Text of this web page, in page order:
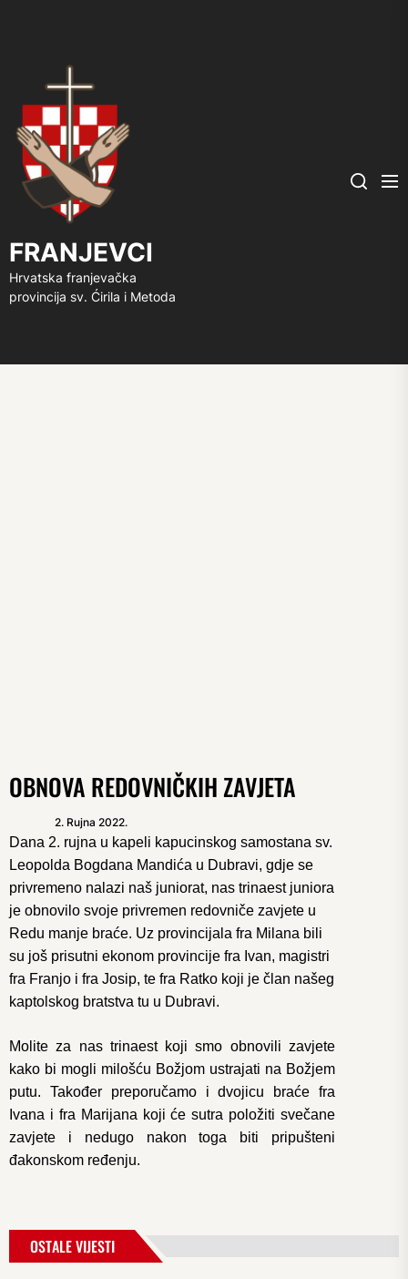
FRANJEVCI
Hrvatska franjevačka
provincija sv. Ćirila i Metoda
Search
OBNOVA REDOVNIČKIH ZAVJETA
2. Rujna 2022.
Dana 2. rujna u kapeli kapucinskog samostana sv.
Leopolda Bogdana Mandića u Dubravi, gdje se
privremeno nalazi naš juniorat, nas trinaest juniora
je obnovilo svoje privremen redovniče zavjete u
Redu manje braće. Uz provincijala fra Milana bili
su još prisutni ekonom provincije fra Ivan, magistri
fra Franjo i fra Josip, te fra Ratko koji je član našeg
kaptolskog bratstva tu u Dubravi.
Molite za nas trinaest koji smo obnovili zavjete
kako bi mogli milošću Božjom ustrajati na Božjem
putu. Također preporučamo i dvojicu braće fra
Ivana i fra Marijana koji će sutra položiti svečane
zavjete i nedugo nakon toga biti pripušteni
đakonskom ređenju.
OSTALE VIJESTI